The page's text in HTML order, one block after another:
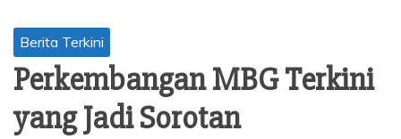
Berita Terkini
Perkembangan MBG Terkini
yang Jadi Sorotan